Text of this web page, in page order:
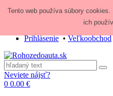
Zavolajte nám:+421 948
Prihlásenie•Veľkoobchod
Neviete nájsť?
0 0.00 €
Tento web používa súbory
ich